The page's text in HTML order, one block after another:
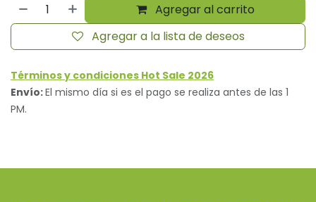
Agregar al carrito
Agregar a la lista de deseos
Términos y condiciones Hot Sale 2026
Envío:El mismo día si es el pago se realiza antes de las 1
PM.